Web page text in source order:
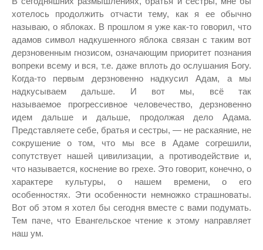
хотелось продолжить отчасти тему, как я ее обычно
называю, о яблоках. В прошлом я уже как-то говорил, что
адамов символ надкушенного яблока связан с таким вот
дерзновенным гнозисом, означающим приоритет познания
вопреки всему и вся, т.е. даже вплоть до ослушания Богу.
Когда-то первым дерзновенно надкусил Адам, а мы
надкусываем дальше. И вот мы, всё так
называемое прогрессивное человечество, дерзновенно
идем дальше и дальше, продолжая дело Адама.
Представляете себе, братья и сестры, — не раскаяние, не
сокрушение о том, что мы все в Адаме согрешили,
сопутствует нашей цивилизации, а противодействие и,
что называется, коснение во грехе. Это говорит, конечно, о
характере культуры, о нашем времени, о его
особенностях. Эти особенности немножко страшноваты.
Вот об этом я хотел бы сегодня вместе с вами подумать.
Тем паче, что Евангельское чтение к этому направляет
наш ум.